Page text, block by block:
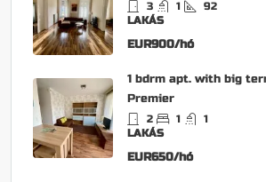
3 1
92
LAKÁS
EUR900/hó
1 bdrm apt. with big
Premier
2 1
1
LAKÁS
EUR650/hó